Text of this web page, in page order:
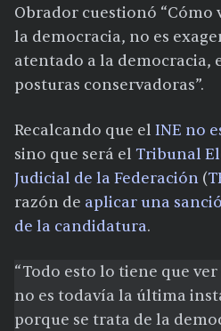
Obrador cuestionó “Cómo
la democracia, no es
atentado a la democracia,
posturas conservadoras”.
Recalcando que el INE no
sino que será el Tribunal
Judicial de la Federación (
razón de aplicar una
de la candidatura.
“Todo esto lo tiene que
no es todavía la última
porque se trata de la